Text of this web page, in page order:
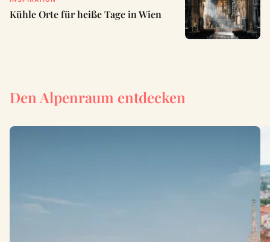
Kühle Orte für heiße Tage in Wien
Den Alpenraum entdecken